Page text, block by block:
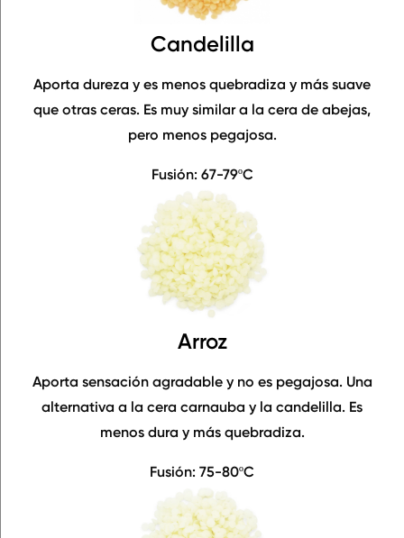
Candelilla
Aporta dureza y es menos quebradiza y más suave
que otras ceras. Es muy similar a la cera de abejas,
pero menos pegajosa.
Fusión: 67-79ºC
Arroz
Aporta sensación agradable y no es pegajosa. Una
alternativa a la cera carnauba y la candelilla. Es
menos dura y más quebradiza.
Fusión: 75-80ºC